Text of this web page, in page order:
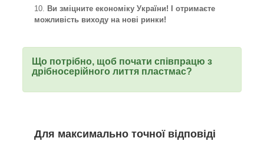
Ви зміцните економіку України! І отримаєте
можливість виходу на нові ринки!
Що потрібно, щоб почати співпрацю з
дрібносерійного лиття пластмас?
Для максимально точної відповіді